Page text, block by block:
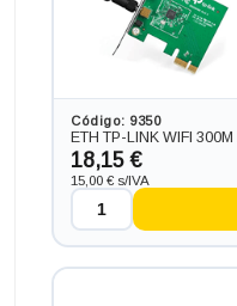
Ordenador HP 400 G2
CORE I5 - 6400T 2.2
memoria DDR4, Salidas
Código: 9350
ETH TP-LINK WIFI
18,15 €
15,00 € s/IVA